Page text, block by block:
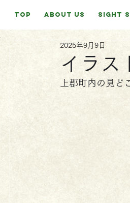
TOP ABOUT US SIGHT
イラス
2025年9月9日
上郡町内の見